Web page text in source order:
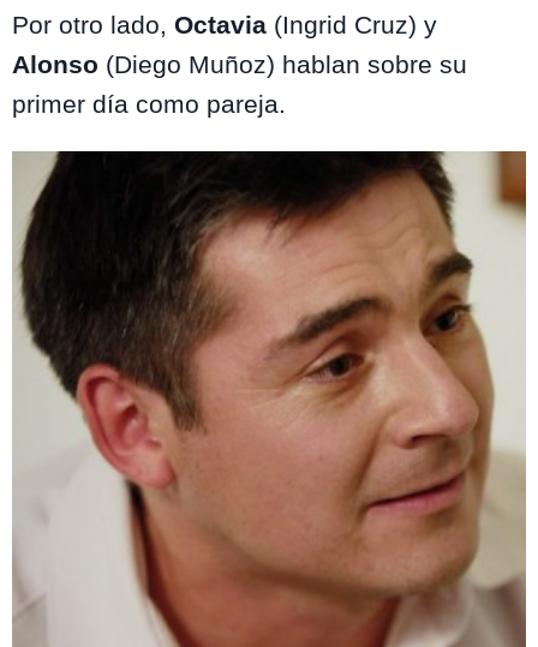
Por otro lado, Octavia (Ingrid Cruz) y
Alonso (Diego Muñoz) hablan sobre su
primer día como pareja.